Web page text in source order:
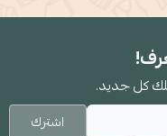
كل جديد.
اشترك